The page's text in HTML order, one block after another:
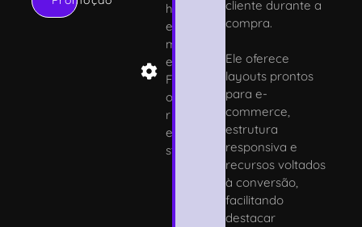
h
e
m
e
F
o
r
e
st
cliente durante a
compra.
Ele oferece
layouts prontos
para e-
commerce,
estrutura
responsiva e
recursos voltados
à conversão,
facilitando
destacar